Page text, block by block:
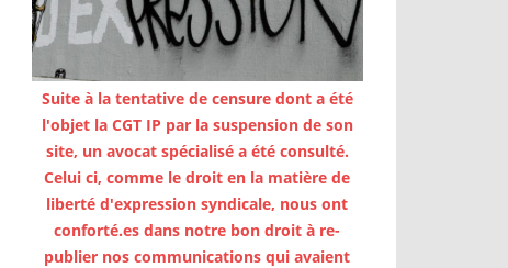
Suite à la tentative de censure dont a été
l'objet la CGT IP par la suspension de son
site, un avocat spécialisé a été consulté.
Celui ci, comme le droit en la matière de
liberté d'expression syndicale, nous ont
conforté.es dans notre bon droit à re-
publier nos communications qui avaient